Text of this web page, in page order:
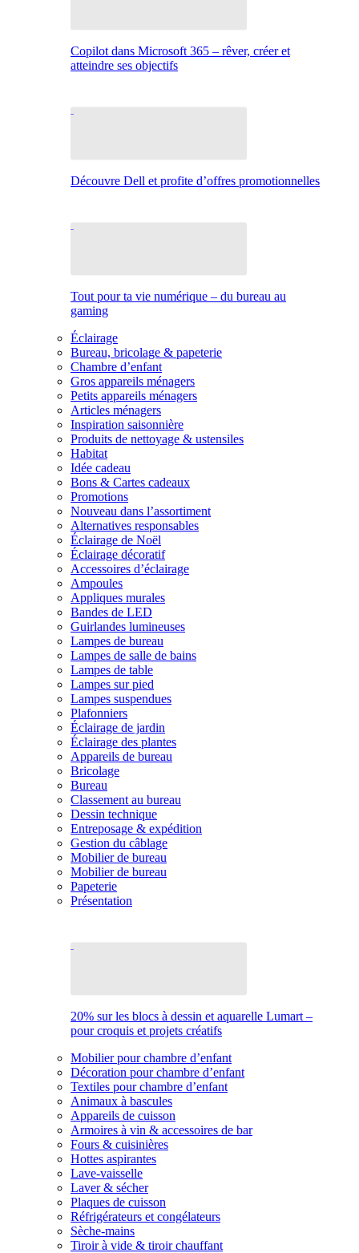
Copilot dans Microsoft 365 – rêver, créer et
atteindre ses objectifs
Découvre Dell et profite d’offres promotionnelles
Tout pour ta vie numérique – du bureau au
gaming
Éclairage
Bureau, bricolage & papeterie
Chambre d’enfant
Gros appareils ménagers
Petits appareils ménagers
Articles ménagers
Inspiration saisonnière
Produits de nettoyage & ustensiles
Habitat
Idée cadeau
Bons & Cartes cadeaux
Promotions
Nouveau dans l’assortiment
Alternatives responsables
Éclairage de Noël
Éclairage décoratif
Accessoires d’éclairage
Ampoules
Appliques murales
Bandes de LED
Guirlandes lumineuses
Lampes de bureau
Lampes de salle de bains
Lampes de table
Lampes sur pied
Lampes suspendues
Plafonniers
Éclairage de jardin
Éclairage des plantes
Appareils de bureau
Bricolage
Bureau
Classement au bureau
Dessin technique
Entreposage & expédition
Gestion du câblage
Mobilier de bureau
Mobilier de bureau
Papeterie
Présentation
20% sur les blocs à dessin et aquarelle Lumart –
pour croquis et projets créatifs
Mobilier pour chambre d’enfant
Décoration pour chambre d’enfant
Textiles pour chambre d’enfant
Animaux à bascules
Appareils de cuisson
Armoires à vin & accessoires de bar
Fours & cuisinières
Hottes aspirantes
Lave-vaisselle
Laver & sécher
Plaques de cuisson
Réfrigérateurs et congélateurs
Sèche-mains
Tiroir à vide & tiroir chauffant